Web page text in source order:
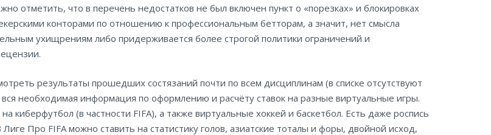
отметить, что в перечень недостатков не был включен пункт о «порезках» и блокировках
конторами по отношению к профессиональным бетторам, а значит, нет смысла
ухищрениям либо придерживается более строгой политики ограничений и
результаты прошедших состязаний почти по всем дисциплинам (в списке отсутствуют
необходимая информация по оформлению и расчёту ставок на разные виртуальные игры.
киберфутбол (в частности FIFA), а также виртуальные хоккей и баскетбол. Есть даже роспись
Про FIFA можно ставить на статистику голов, азиатские тоталы и форы, двойной исход,